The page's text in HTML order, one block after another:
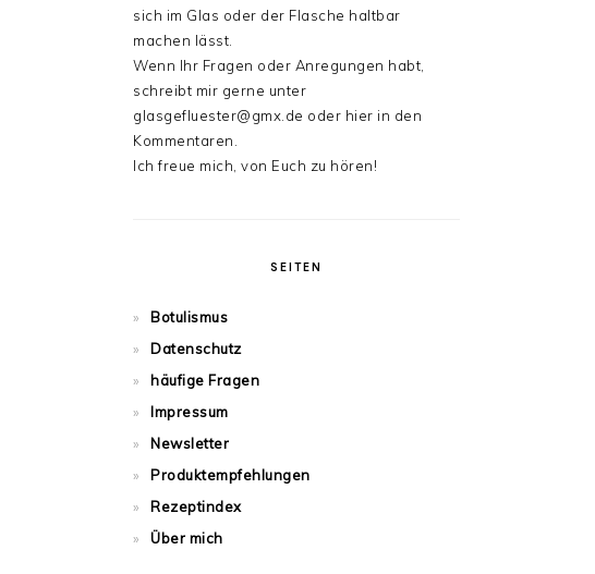
sich im Glas oder der Flasche haltbar
machen lässt.
Wenn Ihr Fragen oder Anregungen habt,
schreibt mir gerne unter
glasgefluester@gmx.de oder hier in den
Kommentaren.
Ich freue mich, von Euch zu hören!
SEITEN
Botulismus
Datenschutz
häufige Fragen
Impressum
Newsletter
Produktempfehlungen
Rezeptindex
Über mich